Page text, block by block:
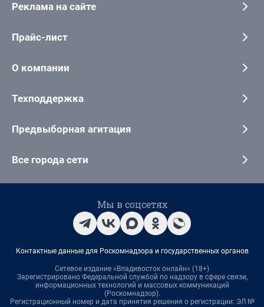
Реклама на сайте
Прайс-лист
О компании
Техподдержка
Предвыборная агитация
Все города сети
Мы в соцсетях
Контактные данные для Роскомнадзора и государственных органов
Сетевое издание «Владивосток онлайн» (18+)
Зарегистрировано Федеральной службой по надзору в сфере связи,
информационных технологий и массовых коммуникаций
(Роскомнадзор).
Регистрационный номер и дата принятия решения о регистрации: ЭЛ №